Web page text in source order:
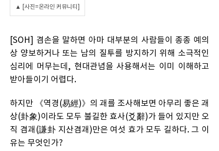
▲ [사진=온라인 커뮤니티]
[SOH] 겸손을 말하면 아마 대부분의 사람들이 종종 예의
상 양보하거나 또는 남의 질투를 방지하기 위해 소극적인
심리에 머무는데, 현대관념을 사용해서는 이미 이해하고
받아들이기 어렵다.
하지만 《역경(易經)》의 괘를 조사해보면 아무리 좋은 괘
상(卦象)이라도 모두 불길한 효사(爻辭)가 들어 있지만 오
직 겸괘(謙卦 지산겸괘)만은 여섯 효가 모두 길하다. 그 이
유는 무엇인가?